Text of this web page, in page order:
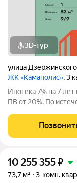
3D-тур
улица Дзержинского
ЖК «Камаполис», 3
Ипотека 7% на 7
ПВ от 20%. По
программы
Особенность
10 255 355₽
73,7 м² 3-комн.